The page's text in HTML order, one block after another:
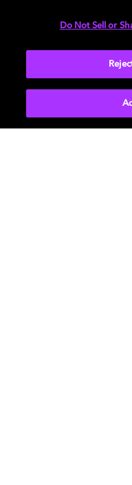
la bonne formule.
Do Not Sell or